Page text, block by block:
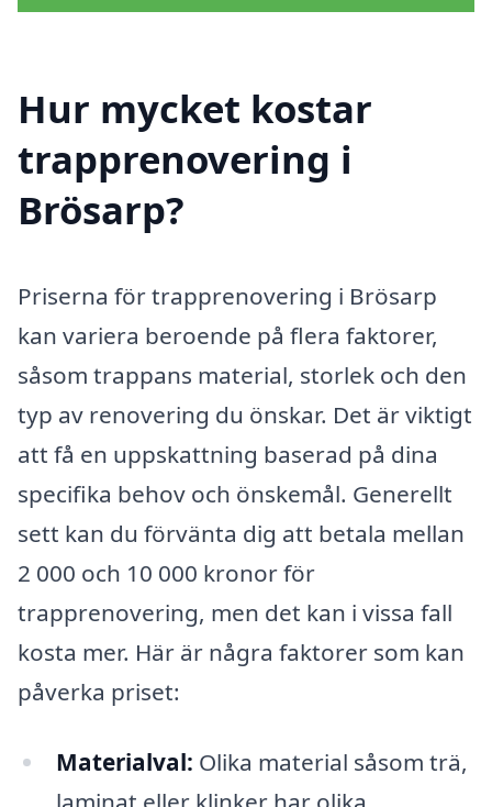
Hur mycket kostar
trapprenovering i
Brösarp?
Priserna för trapprenovering i Brösarp
kan variera beroende på flera faktorer,
såsom trappans material, storlek och den
typ av renovering du önskar. Det är viktigt
att få en uppskattning baserad på dina
specifika behov och önskemål. Generellt
sett kan du förvänta dig att betala mellan
2 000 och 10 000 kronor för
trapprenovering, men det kan i vissa fall
kosta mer. Här är några faktorer som kan
påverka priset:
Materialval: Olika material såsom trä,